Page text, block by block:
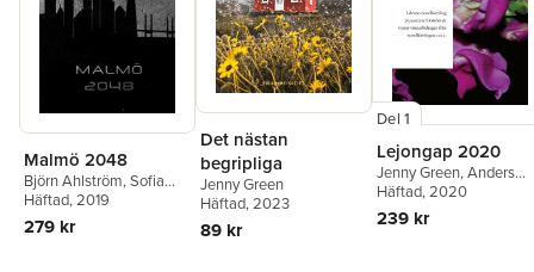
Malmö 2048
Björn Ahlström,Sofia
Albertsson,Jenny Green
Elise Elley
Bonsdorff
Häftad, 2019
279 kr
Det nästan
begripliga
Jenny Green
Häftad, 2023
89 kr
Del 1
Lejongap 2020
Jenny Green,Anders
Liegnell,Sofia Nilsson
Patrik Centerwall
Myrup,Kersti Vikström
Häftad, 2020
239 kr